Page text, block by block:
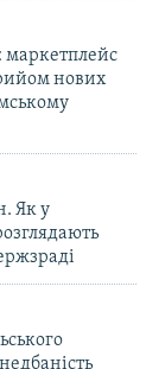
маркетплейс
нових
Як у